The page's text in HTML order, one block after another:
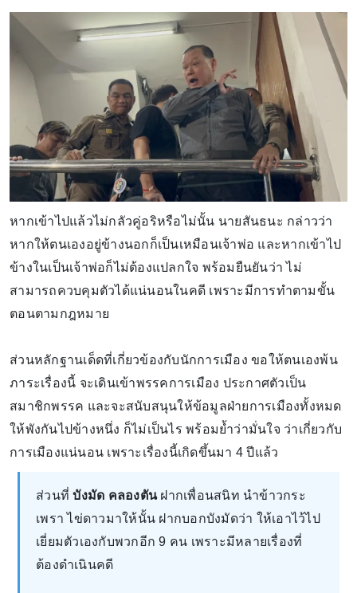
หากเข้าไปแล้วไม่กลัวคู่อริหรือไม่นั้น นายสันธนะ กล่าวว่า
หากให้ตนเองอยู่ข้างนอกก็เป็นเหมือนเจ้าพ่อ และหากเข้าไป
ข้างในเป็นเจ้าพ่อก็ไม่ต้องแปลกใจ พร้อมยืนยันว่า ไม่
สามารถควบคุมตัวได้แน่นอนในคดี เพราะมีการทำตามขั้น
ตอนตามกฎหมาย
ส่วนหลักฐานเด็ดที่เกี่ยวข้องกับนักการเมือง ขอให้ตนเองพ้น
ภาระเรื่องนี้ จะเดินเข้าพรรคการเมือง ประกาศตัวเป็น
สมาชิกพรรค และจะสนับสนุนให้ข้อมูลฝ่ายการเมืองทั้งหมด
ให้พังกันไปข้างหนึ่ง ก็ไม่เป็นไร พร้อมย้ำว่ามั่นใจ ว่าเกี่ยวกับ
การเมืองแน่นอน เพราะเรื่องนี้เกิดขึ้นมา 4 ปีแล้ว
ส่วนที่บังมัด คลองตันฝากเพื่อนสนิท นำข้าวกระ
เพรา ไข่ดาวมาให้นั้น ฝากบอกบังมัดว่า ให้เอาไว้ไป
เยี่ยมตัวเองกับพวกอีก 9 คน เพราะมีหลายเรื่องที่
ต้องดำเนินคดี